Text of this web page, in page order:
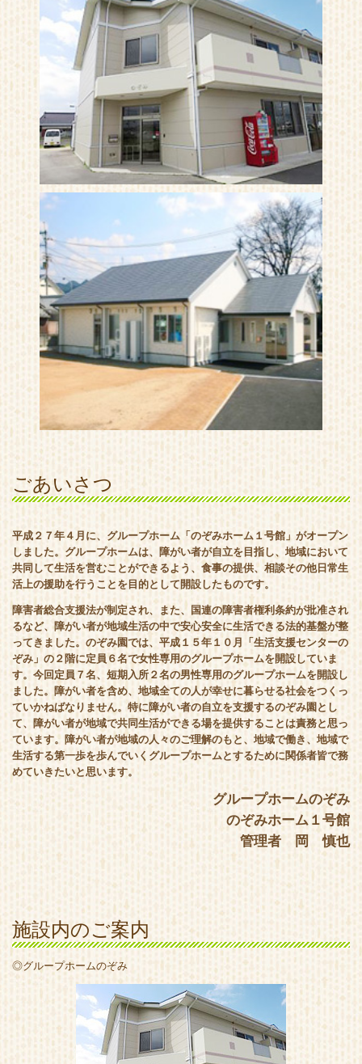
ごあいさつ
平成２７年４月に、グループホーム「のぞみホーム１号館」がオープン
しました。グループホームは、障がい者が自立を目指し、地域において
共同して生活を営むことができるよう、食事の提供、相談その他日常生
活上の援助を行うことを目的として開設したものです。
障害者総合支援法が制定され、また、国連の障害者権利条約が批准され
るなど、障がい者が地域生活の中で安心安全に生活できる法的基盤が整
ってきました。のぞみ園では、平成１５年１０月「生活支援センターの
ぞみ」の２階に定員６名で女性専用のグループホームを開設していま
す。今回定員７名、短期入所２名の男性専用のグループホームを開設し
ました。障がい者を含め、地域全ての人が幸せに暮らせる社会をつくっ
ていかねばなりません。特に障がい者の自立を支援するのぞみ園とし
て、障がい者が地域で共同生活ができる場を提供することは責務と思っ
ています。障がい者が地域の人々のご理解のもと、地域で働き、地域で
生活する第一歩を歩んでいくグループホームとするために関係者皆で務
めていきたいと思います。
グループホームのぞみ
のぞみホーム１号館
管理者 岡 慎也
施設内のご案内
◎グループホームのぞみ